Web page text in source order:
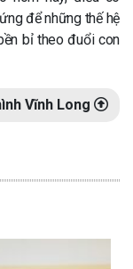
để những thế hệ
bỉ theo đuổi con
Vĩnh Long